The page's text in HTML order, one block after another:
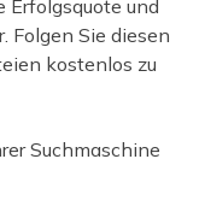
Erfolgsquote und
Folgen Sie diesen
kostenlos zu
Suchmaschine